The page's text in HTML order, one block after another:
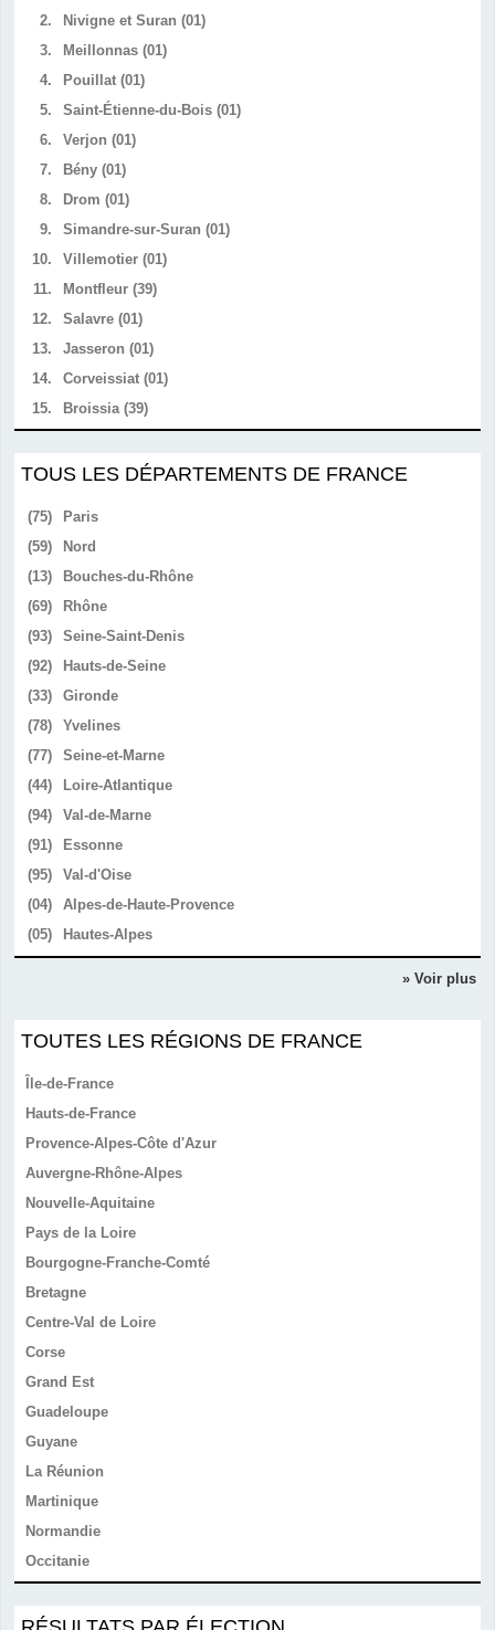
2.
Nivigne et Suran (01)
3.
Meillonnas (01)
4.
Pouillat (01)
5.
Saint-Étienne-du-Bois (01)
6.
Verjon (01)
7.
Bény (01)
8.
Drom (01)
9.
Simandre-sur-Suran (01)
10.
Villemotier (01)
11.
Montfleur (39)
12.
Salavre (01)
13.
Jasseron (01)
14.
Corveissiat (01)
15.
Broissia (39)
TOUS LES DÉPARTEMENTS DE FRANCE
(75)
Paris
(59)
Nord
(13)
Bouches-du-Rhône
(69)
Rhône
(93)
Seine-Saint-Denis
(92)
Hauts-de-Seine
(33)
Gironde
(78)
Yvelines
(77)
Seine-et-Marne
(44)
Loire-Atlantique
(94)
Val-de-Marne
(91)
Essonne
(95)
Val-d'Oise
(04)
Alpes-de-Haute-Provence
(05)
Hautes-Alpes
» Voir plus
TOUTES LES RÉGIONS DE FRANCE
Île-de-France
Hauts-de-France
Provence-Alpes-Côte d'Azur
Auvergne-Rhône-Alpes
Nouvelle-Aquitaine
Pays de la Loire
Bourgogne-Franche-Comté
Bretagne
Centre-Val de Loire
Corse
Grand Est
Guadeloupe
Guyane
La Réunion
Martinique
Normandie
Occitanie